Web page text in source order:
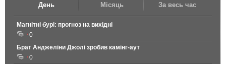
День Місяць За весь час
Магнітні бурі: прогноз на вихідні
0
Брат Анджеліни Джолі зробив камінг-аут
0